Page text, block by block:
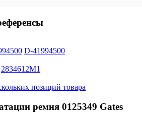
D-41994500
2834612M1
позиций товара
ремня 0125349 Gates